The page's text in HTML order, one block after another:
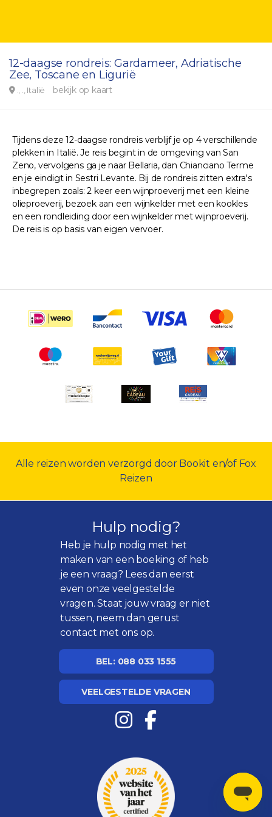
12-daagse rondreis: Gardameer, Adriatische
Zee, Toscane en Ligurië
., ., Italië bekijk op kaart
Tijdens deze 12-daagse rondreis verblijf je op 4 verschillende
plekken in Italië. Je reis begint in de omgeving van San
Zeno, vervolgens ga je naar Bellaria, dan Chianciano Terme
en je eindigt in Sestri Levante. Bij de rondreis zitten extra's
inbegrepen zoals: 2 keer een wijnproeverij met een kleine
olieproeverij, bezoek aan een wijnkelder met een kookles
en een rondleiding door een wijnkelder met wijnproeverij.
De reis is op basis van eigen vervoer.
Alle reizen worden verzorgd door Bookit en/of Fox
Reizen
Hulp nodig?
Heb je hulp nodig met het
maken van een boeking of heb
je een vraag? Lees dan eerst
even onzeveelgestelde
vragen. Staat jouw vraag er niet
tussen, neem dan gerust
contact met ons op.
BEL: 088 033 1555
VEELGESTELDE VRAGEN